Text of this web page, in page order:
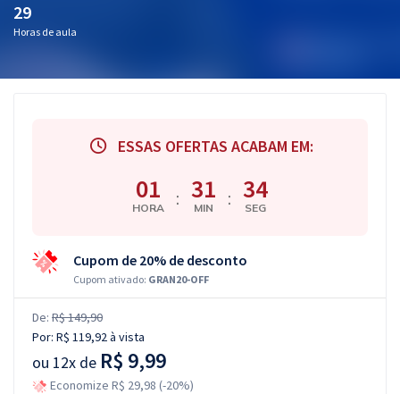
Aprovados
29
Horas de aula
ESSAS OFERTAS ACABAM EM:
01
HORA : 31
MIN : 33
SEG
Cupom de 20% de desconto
Cupom ativado: GRAN20-OFF
De: R$ 149,90
Por: R$ 119,92à vista
ou 12x de R$ 9,99
Economize R$ 29,98 (-20%)